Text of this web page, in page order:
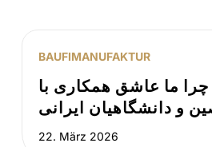
BAUFIMANUFAKTUR
ما عاشق همکاری با
و دانشگاهیان ایرانی
22. März 2026